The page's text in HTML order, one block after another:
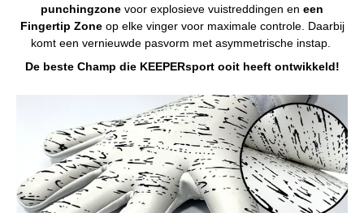
punchingzone voor explosieve vuistreddingen en een
Fingertip Zoneop elke vinger voor maximale controle. Daarbij
komt een vernieuwde pasvorm met asymmetrische instap.
De beste Champ die KEEPERsport ooit heeft ontwikkeld!